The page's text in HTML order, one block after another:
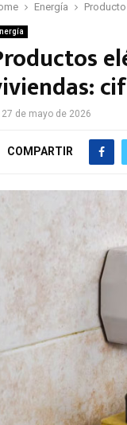
Energía
27 de mayo de 2026
COMPARTIR